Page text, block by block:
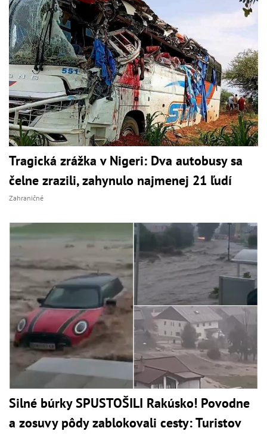
Tragická zrážka v Nigeri: Dva autobusy sa
čelne zrazili, zahynulo najmenej 21 ľudí
Zahraničné
Silné búrky SPUSTOŠILI Rakúsko! Povodne
a zosuvy pôdy zablokovali cesty: Turistov